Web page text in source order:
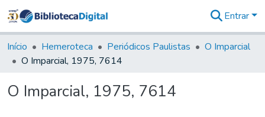
&
Coleções
Tudo na
Digital
Entrar
Início Hemeroteca Periódicos Paulistas
O Imparcial
O Imparcial, 1975, 7614
O Imparcial, 1975, 7614